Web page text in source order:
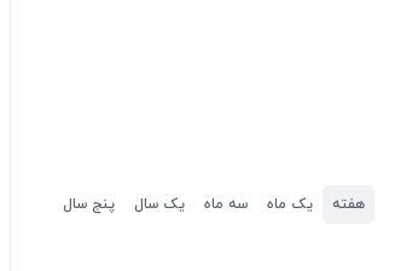
هفته یک ماه سه ماه یک سال پنج سال